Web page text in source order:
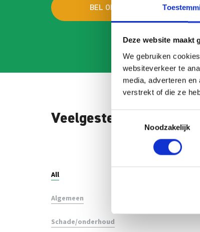
Deze website maakt
We gebruiken
websiteverkeer te
media, adverteren
verstrekt of die ze
Toestemmingsselectie
Noodzakelijk
BEL ONS
Veelgestelde vragen
All
Algemeen
Schade/onderhoud